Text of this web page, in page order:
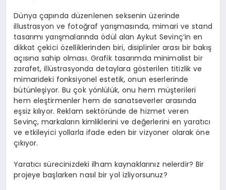
Dünya çapında düzenlenen seksenin üzerinde
illustrasyon ve fotoğraf yarışmasında, mimari ve stand
tasarımı yarışmalarında ödül alan Aykut Sevinç’in en
dikkat çekici özelliklerinden biri, disiplinler arası bir bakış
açısına sahip olması. Grafik tasarımda minimalist bir
zarafet, illüstrasyonda detaylara gösterilen titizlik ve
mimarideki fonksiyonel estetik, onun eserlerinde
bütünleşiyor. Bu çok yönlülük, onu hem müşterileri
hem eleştirmenler hem de sanatseverler arasında
eşsiz kılıyor. Reklam sektöründe de hizmet veren
Sevinç, markaların kimliklerini ve değerlerini en yaratıcı
ve etkileyici yollarla ifade eden bir vizyoner olarak öne
çıkıyor.
Yaratıcı sürecinizdeki ilham kaynaklarınız nelerdir? Bir
projeye başlarken nasıl bir yol izliyorsunuz?